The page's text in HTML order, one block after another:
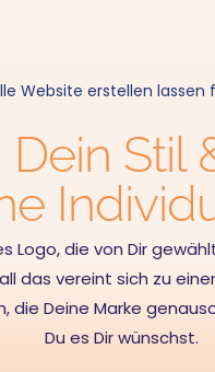
Dein Stil
Logo, die von Dir
das vereint sich zu
die Deine Marke
Du es Dir wünschst.